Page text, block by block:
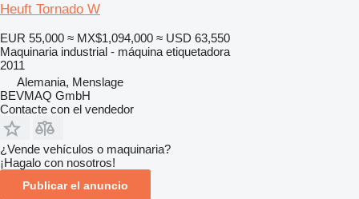
Heuft Tornado W
EUR 55,000 ≈ MX$1,094,000 ≈ USD 63,550
Maquinaria industrial - máquina etiquetadora
2011
Alemania, Menslage
BEVMAQ GmbH
Contacte con el vendedor
¿Vende vehículos o maquinaria?
¡Hagalo con nosotros!
Publicar el anuncio